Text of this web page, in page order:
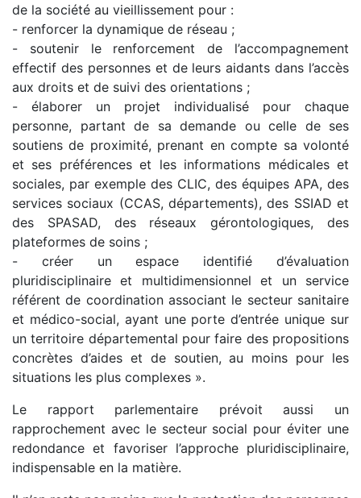
de la société au vieillissement pour :
- renforcer la dynamique de réseau ;
- soutenir le renforcement de l’accompagnement
effectif des personnes et de leurs aidants dans l’accès
aux droits et de suivi des orientations ;
- élaborer un projet individualisé pour chaque
personne, partant de sa demande ou celle de ses
soutiens de proximité, prenant en compte sa volonté
et ses préférences et les informations médicales et
sociales, par exemple des CLIC, des équipes APA, des
services sociaux (CCAS, départements), des SSIAD et
des SPASAD, des réseaux gérontologiques, des
plateformes de soins ;
- créer un espace identifié d’évaluation
pluridisciplinaire et multidimensionnel et un service
référent de coordination associant le secteur sanitaire
et médico-social, ayant une porte d’entrée unique sur
un territoire départemental pour faire des propositions
concrètes d’aides et de soutien, au moins pour les
situations les plus complexes ».
Le rapport parlementaire prévoit aussi un
rapprochement avec le secteur social pour éviter une
redondance et favoriser l’approche pluridisciplinaire,
indispensable en la matière.